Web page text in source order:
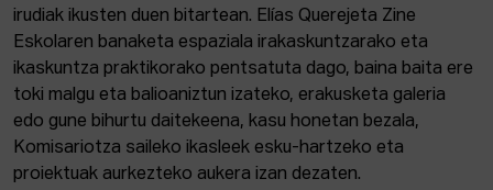
irudiak ikusten duen bitartean. Elías Querejeta Zine
Eskolaren banaketa espaziala irakaskuntzarako eta
ikaskuntza praktikorako pentsatuta dago, baina baita ere
toki malgu eta balioaniztun izateko, erakusketa galeria
edo gune bihurtu daitekeena, kasu honetan bezala,
Komisariotza saileko ikasleek esku-hartzeko eta
proiektuak aurkezteko aukera izan dezaten.